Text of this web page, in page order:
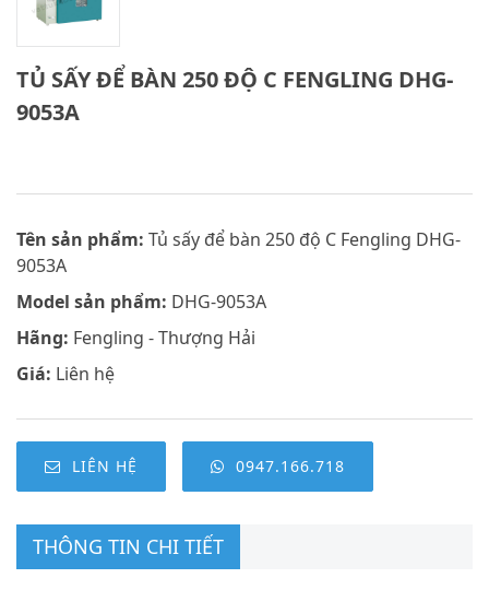
TỦ SẤY ĐỂ BÀN 250 ĐỘ C FENGLING DHG-
9053A
Tên sản phẩm: Tủ sấy để bàn 250 độ C Fengling DHG-
9053A
Model sản phẩm: DHG-9053A
Hãng: Fengling - Thượng Hải
Giá: Liên hệ
LIÊN HỆ 0947.166.718
THÔNG TIN CHI TIẾT